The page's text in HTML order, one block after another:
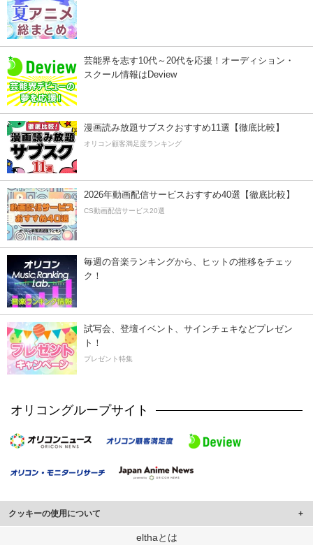
芸能界を志す10代～20代を応援！オーディション・
スクール情報はDeview
漫画読み放題サブスクおすすめ11選【徹底比較】
オリコン顧客満足度ランキング
2026年動画配信サービスおすすめ40選【徹底比較】
CS動画配信サービス20選
毎週の音楽ランキングから、ヒットの推移をチェッ
ク！
試写会、登壇イベント、サインチェキなどプレゼン
ト！
プレゼント特集
オリコングループサイト
クッキーの使用について
このサイトでは Cookie を使用して、ユーザーに合わせたコンテンツや広告の
elthaとは